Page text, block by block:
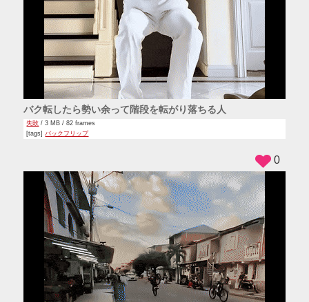
バク転したら勢い余って階段を転がり落ちる人
失敗 / 3 MB / 82 frames
[tags]バックフリップ
0